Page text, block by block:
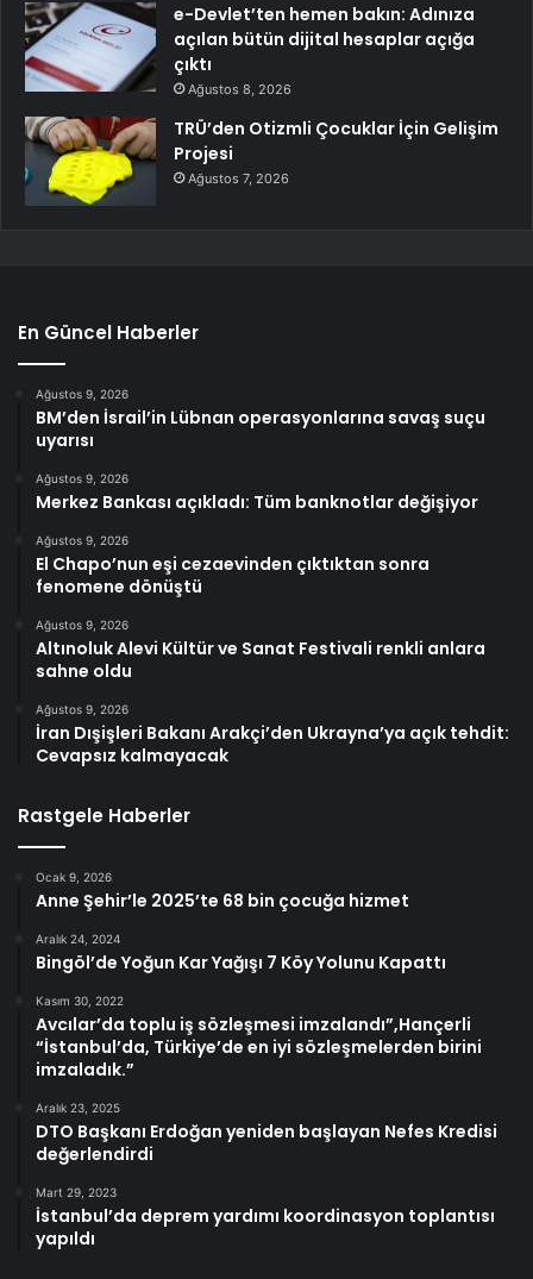
e-Devlet’ten hemen bakın: Adınıza
açılan bütün dijital hesaplar açığa
çıktı
Ağustos 8, 2026
TRÜ’den Otizmli Çocuklar İçin Gelişim
Projesi
Ağustos 7, 2026
En Güncel Haberler
Ağustos 9, 2026
BM’den İsrail’in Lübnan operasyonlarına savaş suçu
uyarısı
Ağustos 9, 2026
Merkez Bankası açıkladı: Tüm banknotlar değişiyor
Ağustos 9, 2026
El Chapo’nun eşi cezaevinden çıktıktan sonra
fenomene dönüştü
Ağustos 9, 2026
Altınoluk Alevi Kültür ve Sanat Festivali renkli anlara
sahne oldu
Ağustos 9, 2026
İran Dışişleri Bakanı Arakçi’den Ukrayna’ya açık tehdit:
Cevapsız kalmayacak
Rastgele Haberler
Ocak 9, 2026
Anne Şehir’le 2025’te 68 bin çocuğa hizmet
Aralık 24, 2024
Bingöl’de Yoğun Kar Yağışı 7 Köy Yolunu Kapattı
Kasım 30, 2022
Avcılar’da toplu iş sözleşmesi imzalandı”,Hançerli
“İstanbul’da, Türkiye’de en iyi sözleşmelerden birini
imzaladık.”
Aralık 23, 2025
DTO Başkanı Erdoğan yeniden başlayan Nefes Kredisi
değerlendirdi
Mart 29, 2023
İstanbul’da deprem yardımı koordinasyon toplantısı
yapıldı